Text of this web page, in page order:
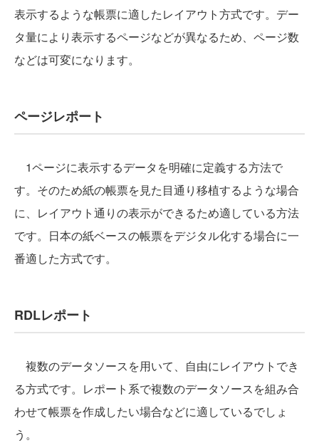
表示するような帳票に適したレイアウト方式です。デー
タ量により表示するページなどが異なるため、ページ数
などは可変になります。
ページレポート
1ページに表示するデータを明確に定義する方法で
す。そのため紙の帳票を見た目通り移植するような場合
に、レイアウト通りの表示ができるため適している方法
です。日本の紙ベースの帳票をデジタル化する場合に一
番適した方式です。
RDLレポート
複数のデータソースを用いて、自由にレイアウトでき
る方式です。レポート系で複数のデータソースを組み合
わせて帳票を作成したい場合などに適しているでしょ
う。